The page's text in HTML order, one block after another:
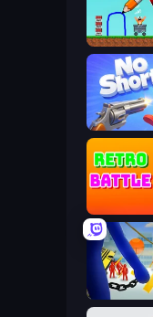
No Shorts
Retro Battle
Slasher